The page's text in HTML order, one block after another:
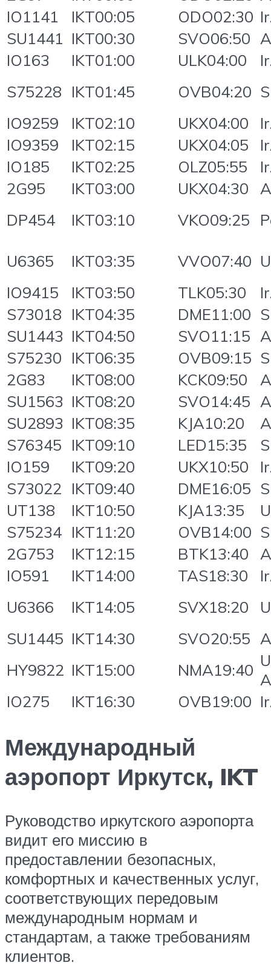
IO1141
IKT00:05 ODO02:30
SU1441 IKT00:30 SVO06:50
IO163
IKT01:00 ULK04:00
S75228 IKT01:45 OVB04:20
IO9259
IKT02:10 UKX04:00
IO9359
IKT02:15 UKX04:05
IO185
IKT02:25 OLZ05:55
2G95
IKT03:00 UKX04:30
DP454
IKT03:10 VKO09:25
U6365 IKT03:35 VVO07:40
IO9415
IKT03:50 TLK05:30
S73018 IKT04:35 DME11:00
SU1443 IKT04:50 SVO11:15
S75230 IKT06:35 OVB09:15
2G83
IKT08:00 KCK09:50
SU1563 IKT08:20 SVO14:45
SU2893 IKT08:35 KJA10:20
S76345 IKT09:10 LED15:35
IO159
IKT09:20 UKX10:50
S73022 IKT09:40 DME16:05
UT138
IKT10:50 KJA13:35
S75234 IKT11:20 OVB14:00
2G753
IKT12:15 BTK13:40
IO591
IKT14:00 TAS18:30
U6366
IKT14:05 SVX18:20
SU1445 IKT14:30 SVO20:55
HY9822 IKT15:00 NMA19:40
IO275
IKT16:30 OVB19:00
Международный
аэропорт Иркутск, IKT
Руководство иркутского аэропорта
видит его миссию в
предоставлении безопасных,
комфортных и качественных услуг,
соответствующих передовым
международным нормам и
стандартам, а также требованиям
клиентов.